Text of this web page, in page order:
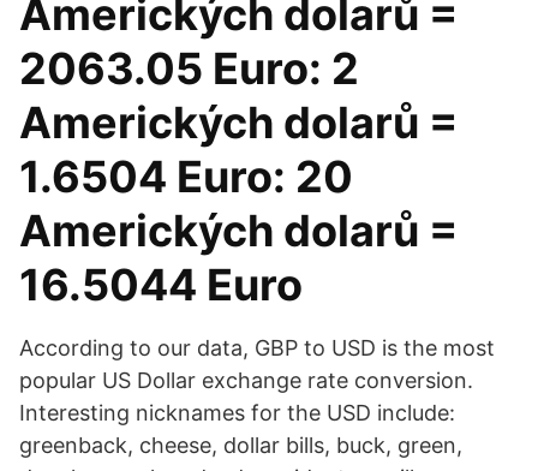
Amerických dolarů =
2063.05 Euro: 2
Amerických dolarů =
1.6504 Euro: 20
Amerických dolarů =
16.5044 Euro
According to our data, GBP to USD is the most
popular US Dollar exchange rate conversion.
Interesting nicknames for the USD include:
greenback, cheese, dollar bills, buck, green,